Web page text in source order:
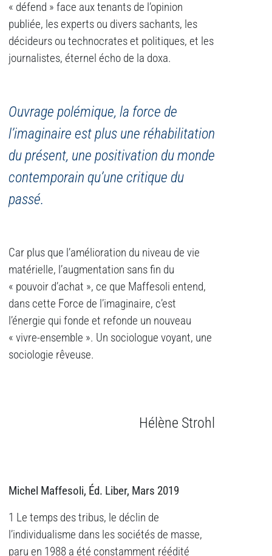
« défend » face aux tenants de l’opinion
publiée, les experts ou divers sachants, les
décideurs ou technocrates et politiques, et les
journalistes, éternel écho de la doxa.
Ouvrage polémique, la force de
l’imaginaire est plus une réhabilitation
du présent, une positivation du monde
contemporain qu’une critique du
passé.
Car plus que l’amélioration du niveau de vie
matérielle, l’augmentation sans fin du
« pouvoir d’achat », ce que Maffesoli entend,
dans cette Force de l’imaginaire, c’est
l’énergie qui fonde et refonde un nouveau
« vivre-ensemble ». Un sociologue voyant, une
sociologie rêveuse.
Hélène Strohl
Michel Maffesoli, Éd. Liber, Mars 2019
1 Le temps des tribus, le déclin de
l’individualisme dans les sociétés de masse,
paru en 1988 a été constamment réédité